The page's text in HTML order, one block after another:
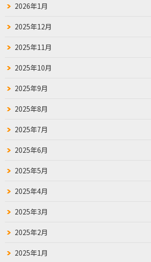
2026年1月
2025年12月
2025年11月
2025年10月
2025年9月
2025年8月
2025年7月
2025年6月
2025年5月
2025年4月
2025年3月
2025年2月
2025年1月